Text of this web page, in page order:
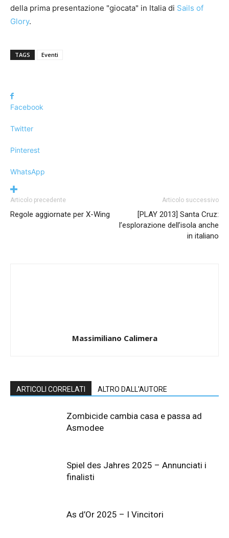
della prima presentazione "giocata" in Italia di Sails of
Glory.
TAGS Eventi
Facebook
Twitter
Pinterest
WhatsApp
Articolo precedente
Regole aggiornate per X-Wing
Articolo successivo
[PLAY 2013] Santa Cruz:
l’esplorazione dell’isola anche
in italiano
Massimiliano Calimera
ARTICOLI CORRELATI ALTRO DALL'AUTORE
Zombicide cambia casa e passa ad
Asmodee
Spiel des Jahres 2025 – Annunciati i
finalisti
As d’Or 2025 – I Vincitori